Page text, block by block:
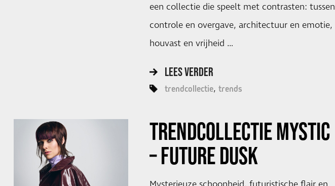
een collectie die speelt met contrasten: tussen
controle en overgave, architectuur en emotie,
houvast en vrijheid …
LEES VERDER
trendcollectie trends
TRENDCOLLECTIE MYSTIC
– FUTURE DUSK